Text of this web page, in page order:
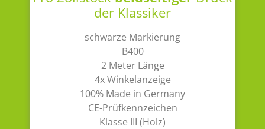
der Klassiker
schwarze Markierung
B400
2 Meter Länge
4x Winkelanzeige
100% Made in Germany
CE-Prüfkennzeichen
Klasse III (Holz)